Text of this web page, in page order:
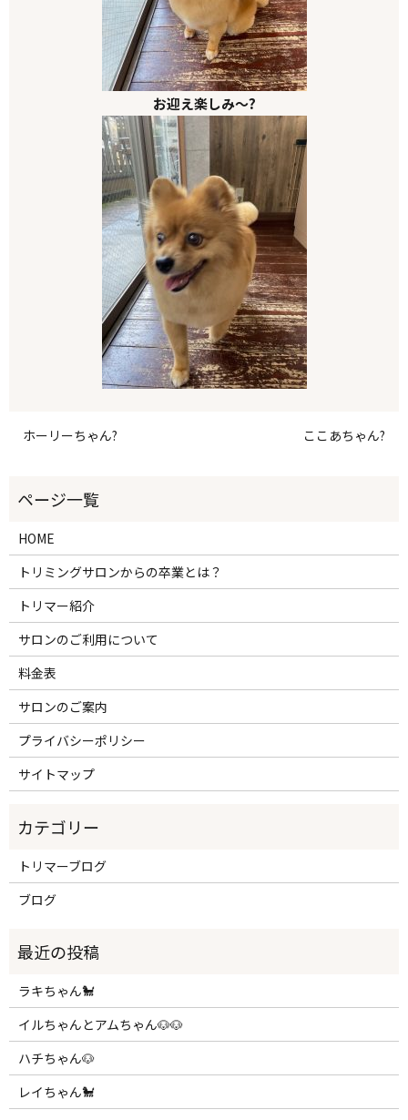
お迎え楽しみ～?
ホーリーちゃん? ここあちゃん?
HOME
トリミングサロンからの卒業とは？
トリマー紹介
サロンのご利用について
料金表
サロンのご案内
プライバシーポリシー
サイトマップ
トリマーブログ
ブログ
ラキちゃん🐩
イルちゃんとアムちゃん🐶🐶
ハチちゃん🐶
レイちゃん🐩